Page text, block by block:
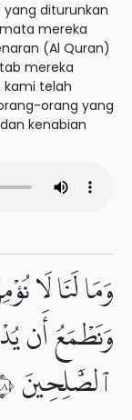
diturunkan
mereka
(Al Quran)
mereka
kami telah
orang yang
kenabian
وَمَا لَنَا لَا
وَنَطْمَعُ أَن
ٱلصَّٰلِحِينَ ٨٤